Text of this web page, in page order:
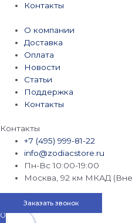
Контакты
О компании
Доставка
Оплата
Новости
Статьи
Поддержка
Контакты
Контакты
+7 (495) 999-81-22
info@zodiacstore.ru
Пн-Вс 10:00-19:00
Москва, 92 км МКАД
Заказать звонок
0